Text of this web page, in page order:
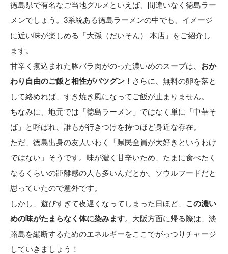
徳島県で有名なご当地グルメといえば、間違いなく徳島ラー
メンでしょう。3系統ある徳島ラーメンの中でも、イメージ
に近い味が楽しめる「大孫（だいそん） 本店」をご紹介し
ます。
甘辛く煮込まれた豚バラ肉がのった濃いめのスープは、 おか
わり自由のご飯と相性がバツグン！ さらに、無料の卵を落と
して絡めれば、すき焼き風になってご飯が止まりません。
ちなみに、地元では「徳島ラーメン」ではなく単に「中華そ
ば」と呼ばれ、誰もが行きつけを持つほど身近な存在。
ただ、徳島出身の友人いわく「県民全員が大好きというわけ
ではない」そうです。味が濃く甘辛いため、たまに食べたく
なるくらいの距離感の人も多いんだとか。ソウルフードだと
思っていたので意外です。
しかし、遊びすぎて夜遅くなってしまった日ほど、 この濃い
めの味がたまらなく体に染みます。大阪方面に帰る際は、淡
路島を縦断するためのエネルギーをここでがっつりチャージ
していきましょう！